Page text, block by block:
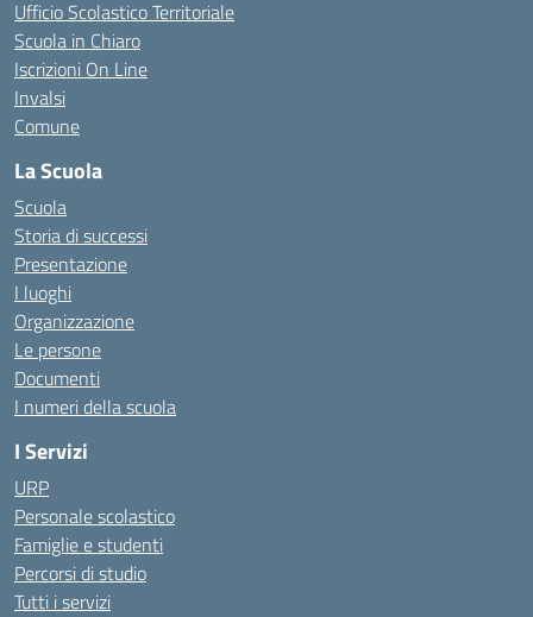
Ufficio Scolastico Territoriale
Scuola in Chiaro
Iscrizioni On Line
Invalsi
Comune
La Scuola
Scuola
Storia di successi
Presentazione
I luoghi
Organizzazione
Le persone
Documenti
I numeri della scuola
I Servizi
URP
Personale scolastico
Famiglie e studenti
Percorsi di studio
Tutti i servizi